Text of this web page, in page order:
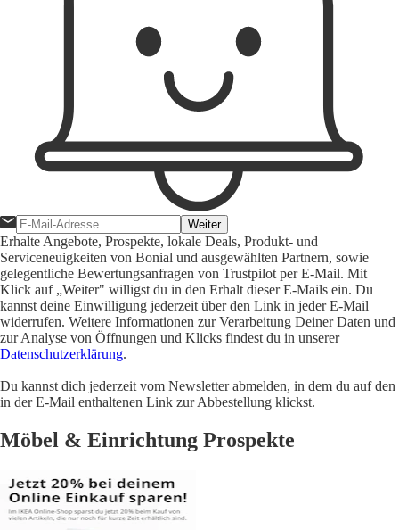
Weiter
Erhalte Angebote, Prospekte, lokale Deals, Produkt- und
Serviceneuigkeiten von Bonial und ausgewählten Partnern, sowie
gelegentliche Bewertungsanfragen von Trustpilot per E-Mail. Mit
Klick auf „Weiter" willigst du in den Erhalt dieser E-Mails ein. Du
kannst deine Einwilligung jederzeit über den Link in jeder E-Mail
widerrufen. Weitere Informationen zur Verarbeitung Deiner Daten und
zur Analyse von Öffnungen und Klicks findest du in unserer
Datenschutzerklärung.
Du kannst dich jederzeit vom Newsletter abmelden, in dem du auf den
in der E-Mail enthaltenen Link zur Abbestellung klickst.
Möbel & Einrichtung Prospekte